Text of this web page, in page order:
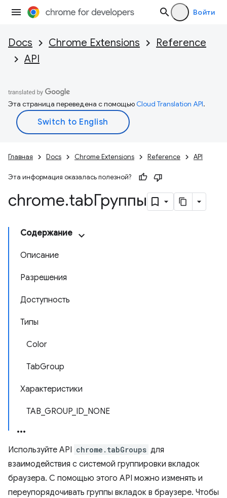
Войти
Docs Chrome Extensions
Reference
API
Эта страница переведена с помощьюCloud Translation API.
Главная Docs Chrome Extensions Reference API
Эта информация оказалась полезной?
chrome.tabГруппы
Содержание
Описание
Разрешения
Доступность
Типы
Color
TabGroup
Характеристики
TAB_GROUP_ID_NONE
Используйте API chrome.tabGroups для
взаимодействия с системой группировки вкладок
браузера. С помощью этого API можно изменять и
переупорядочивать группы вкладок в браузере. Чтобы